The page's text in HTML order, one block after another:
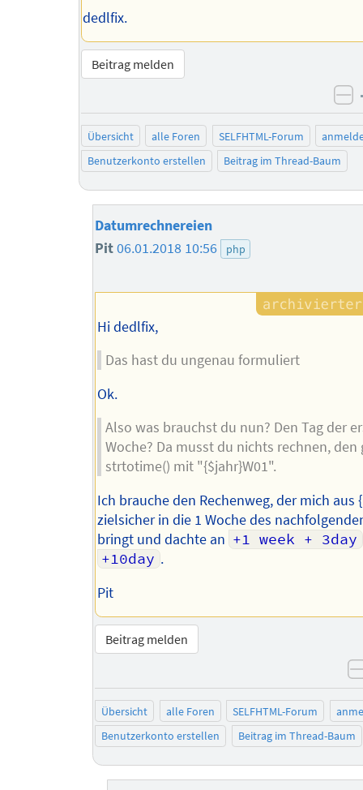
dedlfix.
Beitrag melden
Übersicht alle Foren SELFHTML-Forum
Benutzerkonto erstellen
Beitrag im Thread-Baum
Datumrechnereien
Pit06.01.2018 10:56 php
Hi dedlfix,
Das hast du ungenau formuliert
Ok.
Also was brauchst du nun? Den Tag der
Woche? Da musst du nichts rechnen, den
strtotime() mit "{$jahr}W01".
Ich brauche den Rechenweg, der mich aus
zielsicher in die 1 Woche des
bringt und dachte an +1 week + 3day
+10day .
Pit
Beitrag melden
Übersicht alle Foren SELFHTML-Forum
Benutzerkonto erstellen
Beitrag im Thread-Baum